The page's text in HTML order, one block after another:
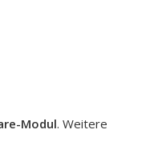
Modul. Weitere